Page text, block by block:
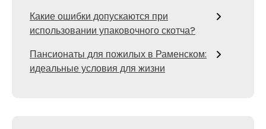
Какие ошибки допускаются при
использовании упаковочного скотча?
Пансионаты для пожилых в Раменском:
идеальные условия для жизни